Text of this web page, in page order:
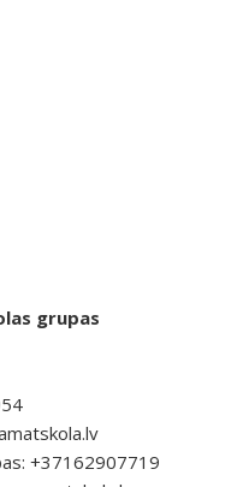
grupas
+37162907719